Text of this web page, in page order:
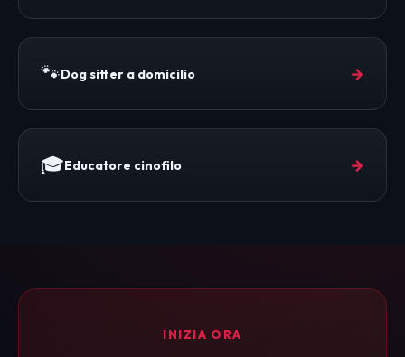
🐾Dog sitter a domicilio →
🎓Educatore cinofilo →
INIZIA ORA